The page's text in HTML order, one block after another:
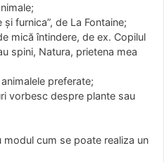
furnica”, de La Fontaine;
mică întindere, de ex. Copilul
spini, Natura, prietena mea
preferate;
vorbesc despre plante sau
modul cum se poate realiza un